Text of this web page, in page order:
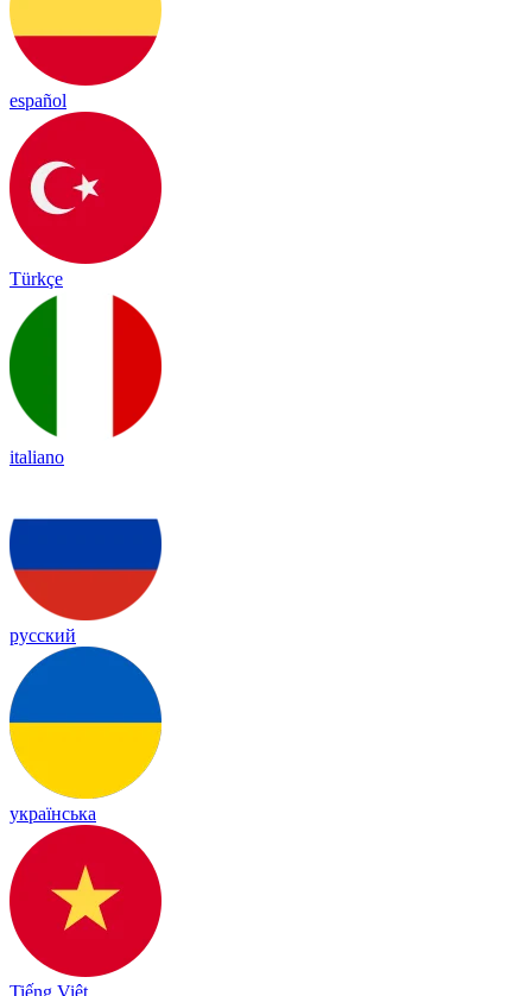
español
Türkçe
italiano
русский
українська
Tiếng Việt